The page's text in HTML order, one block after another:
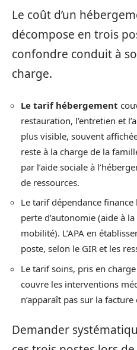
Le coût d’un
décompose en trois
confondre conduit à
charge.
Le tarif hébergement
restauration, l’entretien et
plus visible, souvent
reste à la charge de la
par l’aide sociale à
de ressources.
Le tarif dépendance finance
perte d’autonomie (aide à
mobilité). L’APA en
poste, selon le GIR et les
Le tarif soins, pris en
couvre les interventions
n’apparaît pas sur la
Demander